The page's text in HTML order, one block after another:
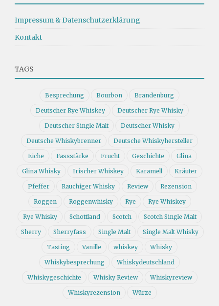
Impressum & Datenschutzerklärung
Kontakt
TAGS
Besprechung Bourbon Brandenburg
Deutscher Rye Whiskey Deutscher Rye Whisky
Deutscher Single Malt Deutscher Whisky
Deutsche Whiskybrenner Deutsche Whiskyhersteller
Eiche Fassstärke Frucht Geschichte Glina
Glina Whisky Irischer Whiskey Karamell Kräuter
Pfeffer Rauchiger Whisky Review Rezension
Roggen Roggenwhisky Rye Rye Whiskey
Rye Whisky Schottland Scotch Scotch Single Malt
Sherry Sherryfass Single Malt Single Malt Whisky
Tasting Vanille whiskey Whisky
Whiskybesprechung Whiskydeutschland
Whiskygeschichte Whisky Review Whiskyreview
Whiskyrezension Würze